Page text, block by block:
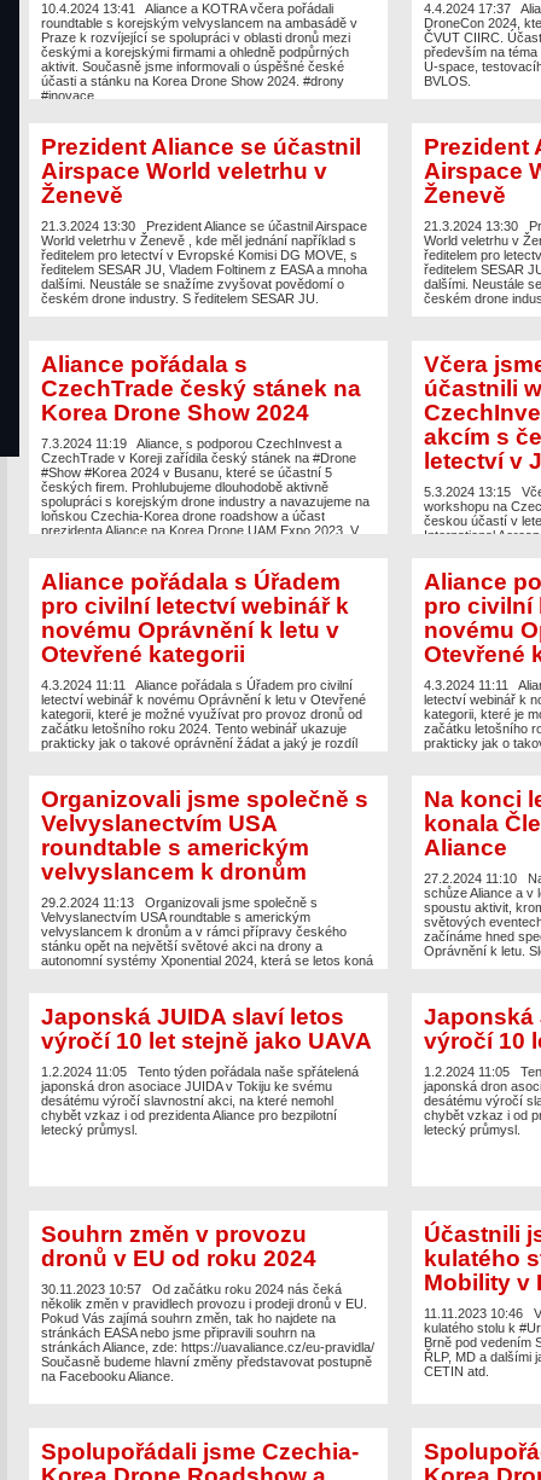
10.4.2024 13:41 Aliance a KOTRA včera pořádali
roundtable s korejským velvyslancem na ambasádě v
Praze k rozvíjející se spolupráci v oblasti dronů mezi
českými a korejskými firmami a ohledně podpůrných
aktivit. Současně jsme informovali o úspěšné české
účasti a stánku na Korea Drone Show 2024. #drony
#inovace
4.4.2024 17:37
DroneCon 2024,
ČVUT CIIRC.
především na
U-space,
BVLOS.
Prezident Aliance se účastnil
Airspace World veletrhu v
Ženevě
21.3.2024 13:30
Prezident Aliance se účastnil Airspace
World veletrhu v Ženevě , kde měl jednání například s
ředitelem pro letectví v Evropské Komisi DG MOVE, s
ředitelem SESAR JU, Vladem Foltinem z EASA a mnoha
dalšími. Neustále se snažíme zvyšovat povědomí o
českém drone industry. S ředitelem SESAR JU.
Prezident
Airspace
Ženevě
21.3.2024 13:30
World veletrhu v
ředitelem pro
ředitelem SESAR
dalšími. Neustále
českém drone
Aliance pořádala s
CzechTrade český stánek na
Korea Drone Show 2024
7.3.2024 11:19 Aliance, s podporou CzechInvest a
CzechTrade v Koreji zařídila český stánek na #Drone
#Show #Korea 2024 v Busanu, které se účastní 5
českých firem. Prohlubujeme dlouhodobě aktivně
spolupráci s korejským drone industry a navazujeme na
loňskou Czechia-Korea drone roadshow a účast
prezidenta Aliance na Korea Drone UAM Expo 2023. V
Včera
účastnili
akcím s
letectví v
5.3.2024 13:15
workshopu na
českou účastí v
International
českého stánku
#letectví #inovace
Aliance pořádala s Úřadem
pro civilní letectví webinář k
novému Oprávnění k letu v
Otevřené kategorii
4.3.2024 11:11 Aliance pořádala s Úřadem pro civilní
letectví webinář k novému Oprávnění k letu v Otevřené
kategorii, které je možné využívat pro provoz dronů od
začátku letošního roku 2024. Tento webinář ukazuje
prakticky jak o takové oprávnění žádat a jaký je rozdíl
Aliance
pro civilní
novému
Otevřené
4.3.2024 11:11
letectví webinář k
kategorii, které je
začátku letošního
prakticky jak o
Organizovali jsme společně s
Velvyslanectvím USA
roundtable s americkým
velvyslancem k dronům
29.2.2024 11:13 Organizovali jsme společně s
Velvyslanectvím USA roundtable s americkým
velvyslancem k dronům a v rámci přípravy českého
stánku opět na největší světové akci na drony a
autonomní systémy Xponential 2024, která se letos koná
Na konci
konala
Aliance
27.2.2024 11:10
schůze Aliance a v
spoustu aktivit,
světových
začínáme hned
Oprávnění k letu.
Japonská JUIDA slaví letos
výročí 10 let stejně jako UAVA
1.2.2024 11:05 Tento týden pořádala naše spřátelená
japonská dron asociace JUIDA v Tokiju ke svému
desátému výročí slavnostní akci, na které nemohl
chybět vzkaz i od prezidenta Aliance pro bezpilotní
letecký průmysl.
Japonská
výročí 10
1.2.2024 11:05
japonská dron
desátému výročí
chybět vzkaz i od
letecký průmysl.
Souhrn změn v provozu
dronů v EU od roku 2024
30.11.2023 10:57 Od začátku roku 2024 nás čeká
několik změn v pravidlech provozu i prodeji dronů v EU.
Pokud Vás zajímá souhrn změn, tak ho najdete na
stránkách EASA nebo jsme připravili souhrn na
stránkách Aliance, zde: https://uavaliance.cz/eu-pravidla/
Současně budeme hlavní změny představovat postupně
na Facebooku Aliance.
Účastnili
kulatého
Mobility v
11.11.2023 10:46
kulatého stolu k
Brně pod vedením
ŘLP, MD a dalšími
CETIN atd.
Spolupořádali jsme Czechia-